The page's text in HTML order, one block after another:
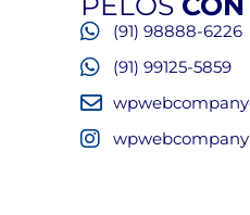
(91) 98888-6226
(91) 99125-5859
wpwebcompany